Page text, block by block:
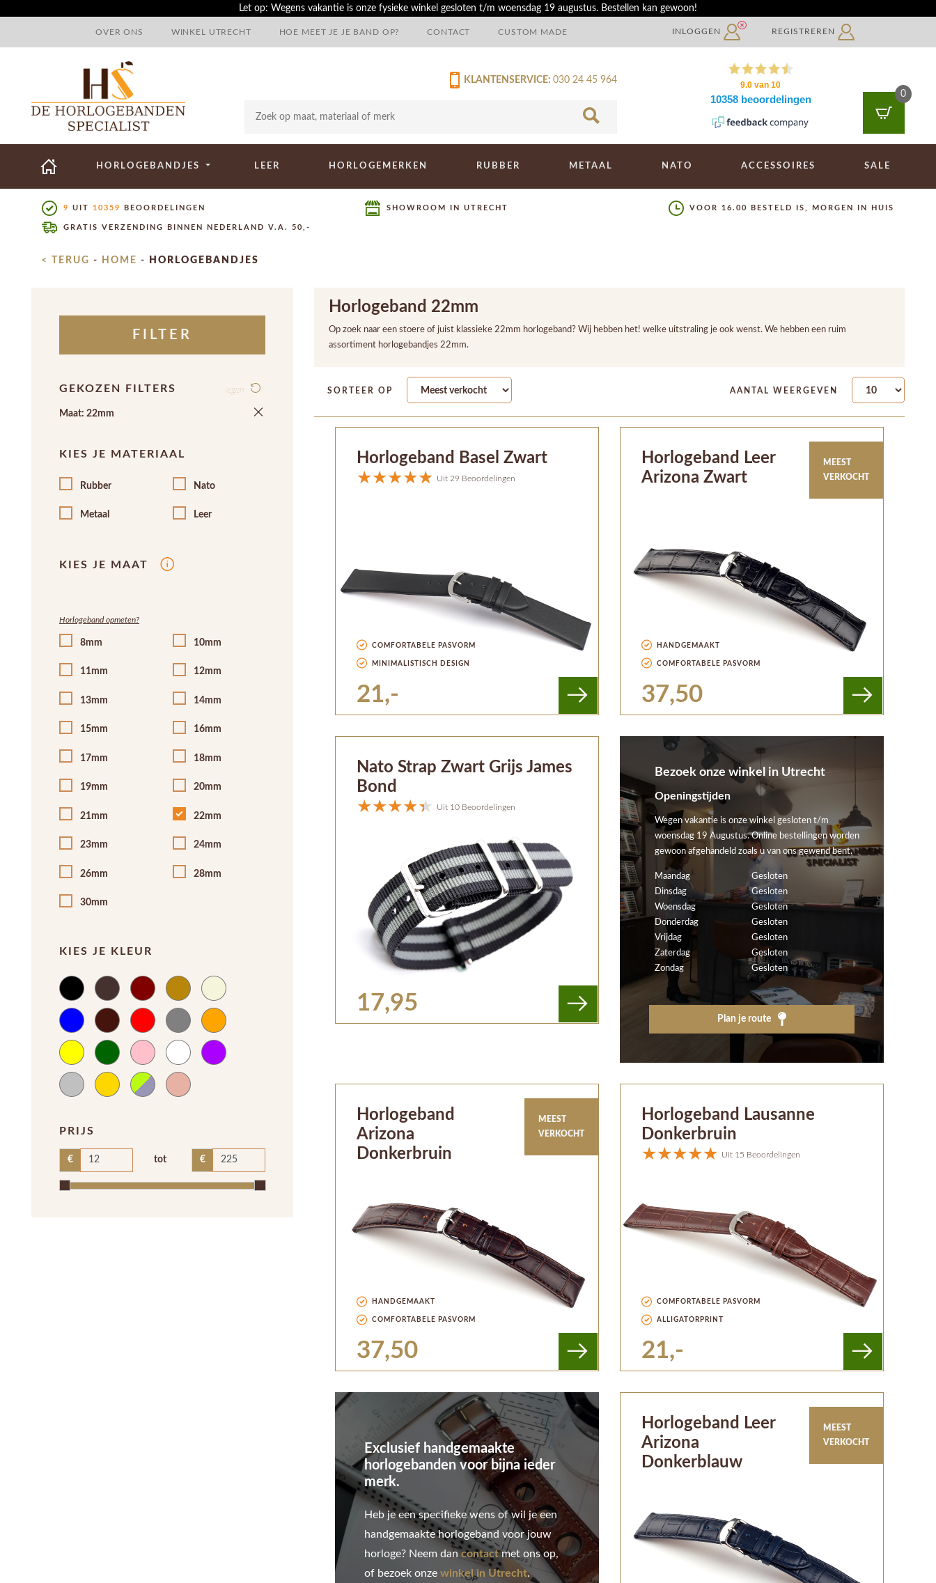
Let op: Wegens vakantie is onze fysieke winkel gesloten t/m woensdag 19 augustus. Bestellen kan gewoon!
OVER ONS WINKEL UTRECHT HOE MEET JE JE BAND OP? CONTACT CUSTOM MADE INLOGGEN REGISTREREN
030 24 45 964
KLANTENSERVICE:
0
HORLOGEBANDJES LEER HORLOGEMERKEN RUBBER METAAL NATO ACCESSOIRES SALE
9 UIT 10359 BEOORDELINGEN SHOWROOM IN UTRECHT VOOR 16.00 BESTELD IS, MORGEN IN HUIS
GRATIS VERZENDING BINNEN NEDERLAND V.A. 50,-
< TERUG - HOME - HORLOGEBANDJES
FILTER
GEKOZEN FILTERS legen
Maat: 22mm
KIES JE MATERIAAL
Rubber Nato
Metaal Leer
KIES JE MAAT
Horlogeband opmeten?
8mm 10mm
11mm 12mm
13mm 14mm
15mm 16mm
17mm 18mm
19mm 20mm
21mm 22mm
23mm 24mm
26mm 28mm
30mm
KIES JE KLEUR
PRIJS
€ tot €
Horlogeband 22mm
Op zoek naar een stoere of juist klassieke 22mm horlogeband? Wij hebben het! welke uitstraling je ook wenst. We hebben een ruim
assortiment horlogebandjes 22mm.
SORTEER OP AANTAL WEERGEVEN
Horlogeband Basel Zwart
Uit 29 Beoordelingen
COMFORTABELE PASVORM
MINIMALISTISCH DESIGN
21,-
Horlogeband Leer
Arizona Zwart
MEEST
VERKOCHT
HANDGEMAAKT
COMFORTABELE PASVORM
37,50
Nato Strap Zwart Grijs James
Bond
Uit 10 Beoordelingen
17,95
Bezoek onze winkel in Utrecht
Openingstijden
Wegen vakantie is onze winkel gesloten t/m
woensdag 19 Augustus. Online bestellingen worden
gewoon afgehandeld zoals u van ons gewend bent.
Maandag
Gesloten
Dinsdag
Gesloten
Woensdag
Gesloten
Donderdag
Gesloten
Vrijdag
Gesloten
Zaterdag
Gesloten
Zondag
Gesloten
Plan je route
Horlogeband
Arizona
Donkerbruin
MEEST
VERKOCHT
HANDGEMAAKT
COMFORTABELE PASVORM
37,50
Horlogeband Lausanne
Donkerbruin
Uit 15 Beoordelingen
COMFORTABELE PASVORM
ALLIGATORPRINT
21,-
Exclusief handgemaakte
horlogebanden voor bijna ieder
merk.
Heb je een specifieke wens of wil je een
handgemaakte horlogeband voor jouw
horloge? Neem dancontactmet ons op,
of bezoek onzewinkel in Utrecht.
Horlogeband Leer
Arizona
Donkerblauw
MEEST
VERKOCHT